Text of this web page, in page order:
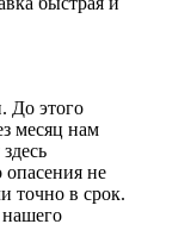
До этого
месяц нам
опасения не
точно в срок.
нашего